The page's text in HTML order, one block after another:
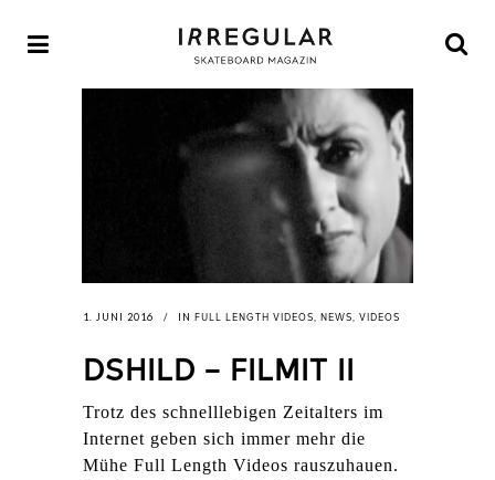
1. JUNI 2016 IN FULL LENGTH VIDEOS NEWS VIDEOS
DSHILD – FILMIT II
Trotz des schnelllebigen Zeitalters im
Internet geben sich immer mehr die
Mühe Full Length Videos rauszuhauen.